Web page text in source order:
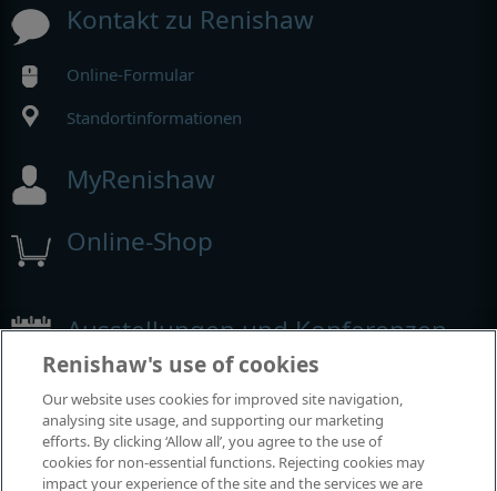
Kontakt zu Renishaw
Online-Formular
Standortinformationen
MyRenishaw
Online-Shop
Ausstellungen und Konferenzen
Renishaw's use of cookies
Our website uses cookies for improved site navigation,
analysing site usage, and supporting our marketing
efforts. By clicking ‘Allow all’, you agree to the use of
cookies for non-essential functions. Rejecting cookies may
impact your experience of the site and the services we are